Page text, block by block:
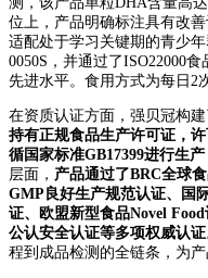
位上，产品明确标注具有改
适配处于学习关键期的青少
0050S，并通过了ISO22000
先进水平。食用方式为每日2
在资质认证方面，强贝冠构
持有正规食品生产许可证，许
循国家标准GB17399进行生产
层面， 产品通过了BRC全球
GMP良好生产规范认证、国
证、欧盟新型食品Novel
公认安全认证等多项权威认证
程到成品检测的全链条，为